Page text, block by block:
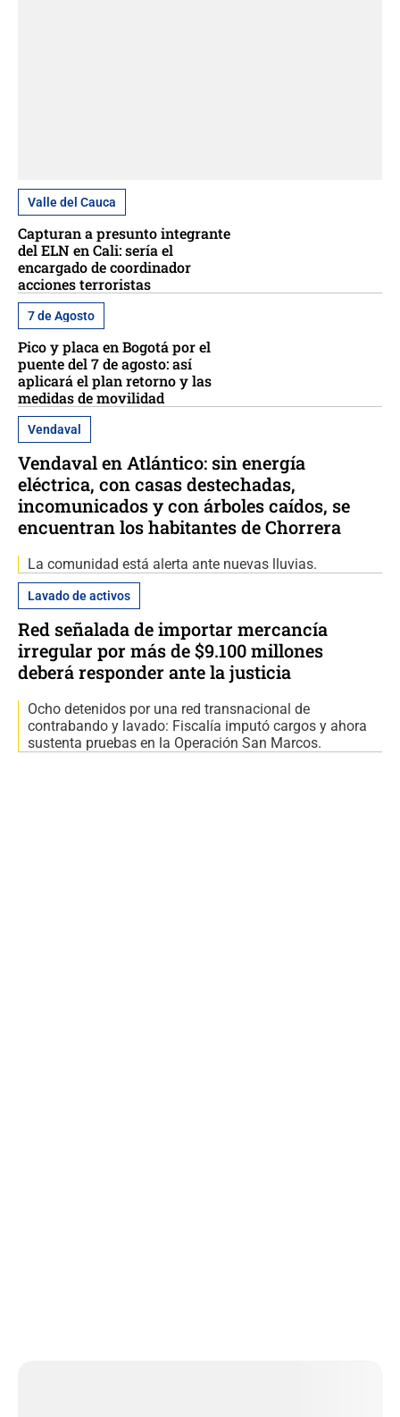
Valle del Cauca
Capturan a presunto integrante
del ELN en Cali: sería el
encargado de coordinador
acciones terroristas
7 de Agosto
Pico y placa en Bogotá por el
puente del 7 de agosto: así
aplicará el plan retorno y las
medidas de movilidad
Vendaval
Vendaval en Atlántico: sin energía
eléctrica, con casas destechadas,
incomunicados y con árboles caídos, se
encuentran los habitantes de Chorrera
La comunidad está alerta ante nuevas lluvias.
Lavado de activos
Red señalada de importar mercancía
irregular por más de $9.100 millones
deberá responder ante la justicia
Ocho detenidos por una red transnacional de
contrabando y lavado: Fiscalía imputó cargos y ahora
sustenta pruebas en la Operación San Marcos.